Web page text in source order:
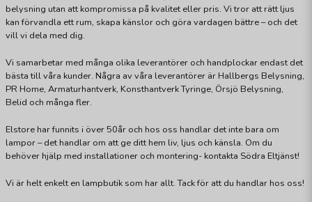
belysning utan att kompromissa på kvalitet eller pris. Vi tror att rätt ljus
kan förvandla ett rum, skapa känslor och göra vardagen bättre – och det
vill vi dela med dig.
Vi samarbetar med många olika leverantörer och handplockar endast det
bästa till våra kunder. Några av våra leverantörer är Hallbergs Belysning,
PR Home, Armaturhantverk, Konsthantverk Tyringe, Örsjö Belysning,
Belid och många fler.
Elstore har funnits i över 50år och hos oss handlar det inte bara om
lampor – det handlar om att ge ditt hem liv, ljus och känsla. Om du
behöver hjälp med installationer och montering- kontakta Södra Eltjänst!
Vi är helt enkelt en lampbutik som har allt. Tack för att du handlar hos oss!